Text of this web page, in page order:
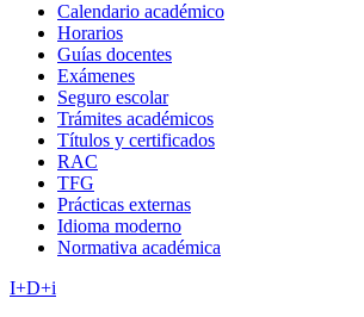
Calendario académico
Horarios
Guías docentes
Exámenes
Seguro escolar
Trámites académicos
Títulos y certificados
RAC
TFG
Prácticas externas
Idioma moderno
Normativa académica
I+D+i